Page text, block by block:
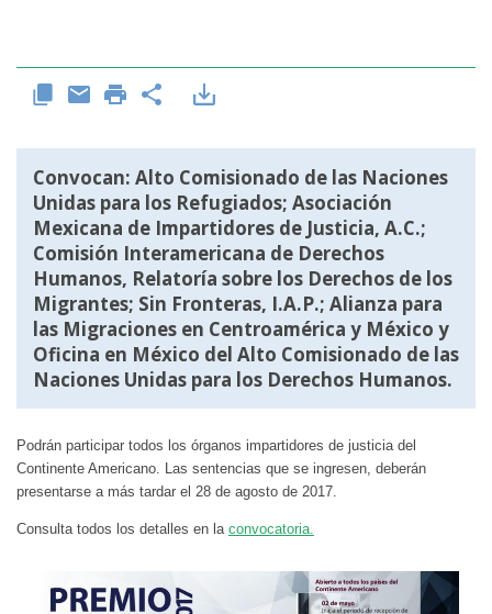
Convocan: Alto Comisionado de las Naciones
Unidas para los Refugiados; Asociación
Mexicana de Impartidores de Justicia, A.C.;
Comisión Interamericana de Derechos
Humanos, Relatoría sobre los Derechos de los
Migrantes; Sin Fronteras, I.A.P.; Alianza para
las Migraciones en Centroamérica y México y
Oficina en México del Alto Comisionado de las
Naciones Unidas para los Derechos Humanos.
Podrán participar todos los órganos impartidores de justicia del
Continente Americano. Las sentencias que se ingresen, deberán
presentarse a más tardar el 28 de agosto de 2017.
Consulta todos los detalles en la convocatoria.